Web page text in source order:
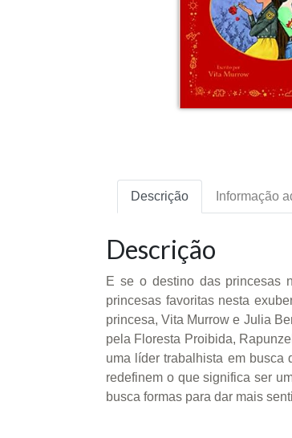
Descrição Informação
Descrição
E se o destino das princesas
princesas favoritas nesta
princesa, Vita Murrow e Julia
pela Floresta Proibida,
uma líder trabalhista em busca
redefinem o que significa ser
busca formas para dar mais